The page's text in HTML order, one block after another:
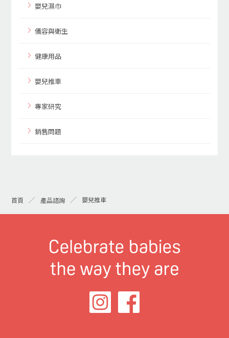
嬰兒濕巾
儀容與衛生
健康用品
嬰兒推車
專家研究
銷售問題
首頁 產品諮詢 嬰兒推車